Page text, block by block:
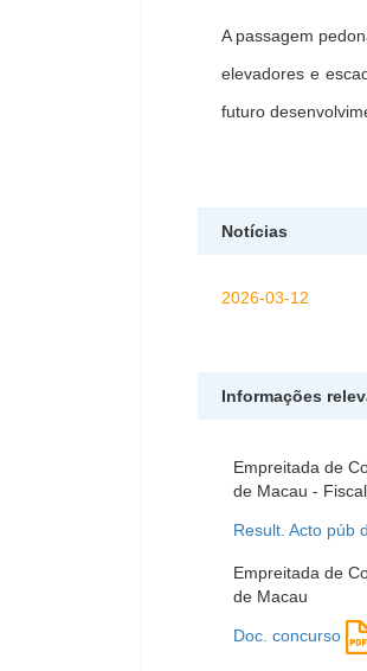
A passagem
elevadores e
futuro
Notícias
2026-03-12
Informações
Empreitada de
de Macau -
Result. Acto púb
Empreitada de
de Macau
Doc. concurso